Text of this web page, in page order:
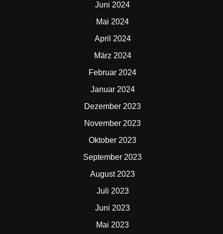
Juni 2024
Mai 2024
April 2024
März 2024
Februar 2024
Januar 2024
Dezember 2023
November 2023
Oktober 2023
September 2023
August 2023
Juli 2023
Juni 2023
Mai 2023